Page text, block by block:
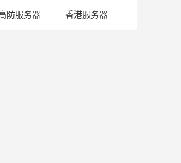
防服务器 香港服务器